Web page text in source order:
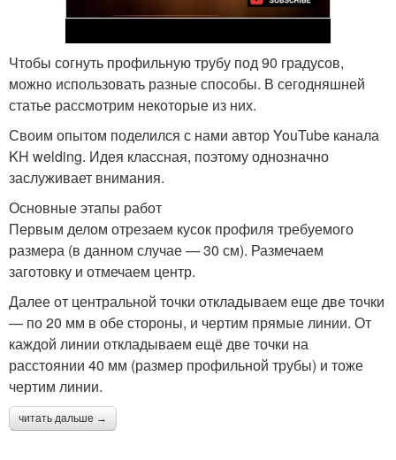
Чтобы согнуть профильную трубу под 90 градусов,
можно использовать разные способы. В сегодняшней
статье рассмотрим некоторые из них.
Своим опытом поделился с нами автор YouTube канала
KH welding. Идея классная, поэтому однозначно
заслуживает внимания.
Основные этапы работ
Первым делом отрезаем кусок профиля требуемого
размера (в данном случае — 30 см). Размечаем
заготовку и отмечаем центр.
Далее от центральной точки откладываем еще две точки
— по 20 мм в обе стороны, и чертим прямые линии. От
каждой линии откладываем ещё две точки на
расстоянии 40 мм (размер профильной трубы) и тоже
чертим линии.
читать дальше →